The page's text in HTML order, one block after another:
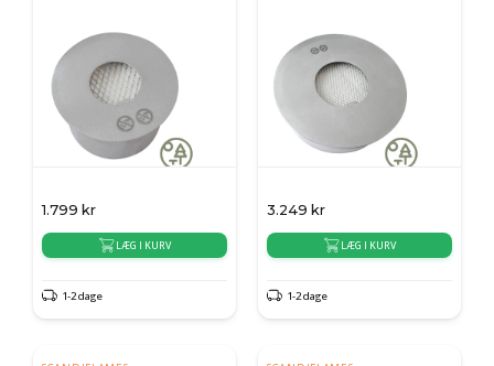
1.799 kr
LÆG I KURV
1-2 dage
3.249 kr
LÆG I KURV
1-2 dage